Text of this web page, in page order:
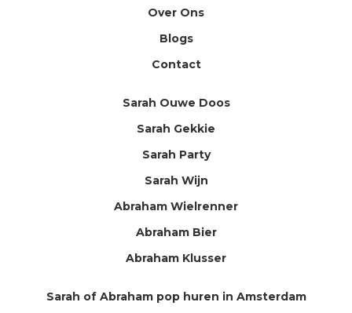
Over Ons
Blogs
Contact
Sarah Ouwe Doos
Sarah Gekkie
Sarah Party
Sarah Wijn
Abraham Wielrenner
Abraham Bier
Abraham Klusser
Sarah of Abraham pop huren in Amsterdam